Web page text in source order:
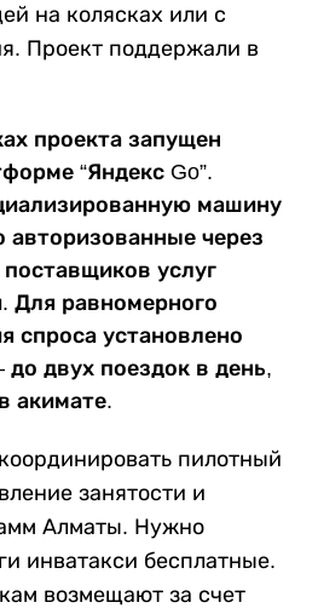
на колясках или с
Проект поддержали в
проекта запущен
“Яндекс Go”.
машину
авторизованные через
услуг
Для равномерного
спроса установлено
до двух поездок в день,
акимате.
пилотный
занятости и
Алматы. Нужно
инватакси бесплатные.
возмещают за счет